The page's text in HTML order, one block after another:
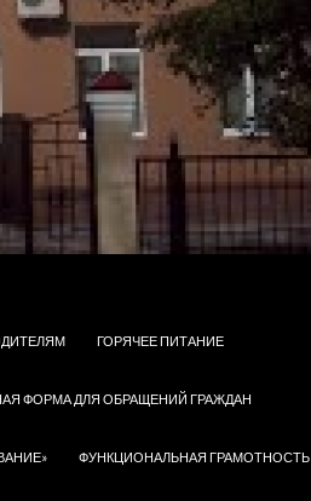
ГОРЯЧЕЕ ПИТАНИЕ
ФОРМА ДЛЯ ОБРАЩЕНИЙ ГРАЖДАН
ФУНКЦИОНАЛЬНАЯ ГРАМОТНОСТЬ